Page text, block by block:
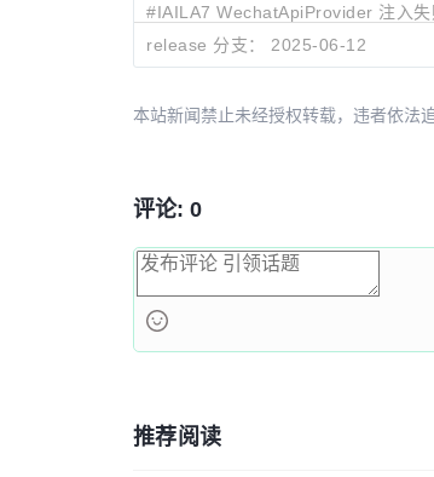
#IAILA7 WechatApiProvider 注入失
最近提交:
095a1e4a
修改文档
release 分支： 2025-06-12
本站新闻禁止未经授权转载，违者依法
评论: 0
推荐阅读